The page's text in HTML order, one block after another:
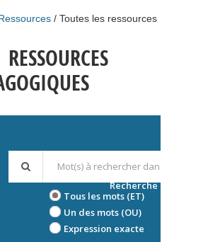
Toutes les ressources
RESSOURCES
Tous les mots (ET)
Un des mots (OU)
Expression exacte
Recherche avancée